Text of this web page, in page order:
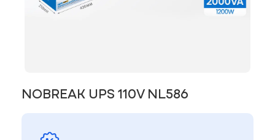
NOBREAK UPS 110V NL586